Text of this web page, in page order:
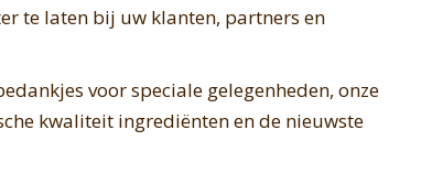
te laten bij uw klanten, partners en
voor speciale gelegenheden, onze
kwaliteit ingrediënten en de nieuwste